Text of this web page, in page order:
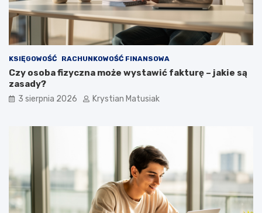
KSIĘGOWOŚĆ RACHUNKOWOŚĆ FINANSOWA
Czy osoba fizyczna może wystawić fakturę – jakie są
zasady?
3 sierpnia 2026 Krystian Matusiak